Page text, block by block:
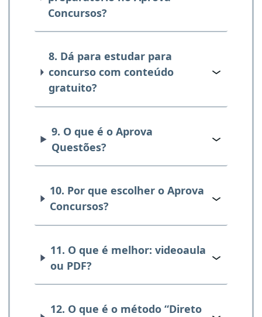
Concursos?
8. Dá para estudar para
concurso com conteúdo
gratuito?
9. O que é o Aprova
Questões?
10. Por que escolher o Aprova
Concursos?
11. O que é melhor: videoaula
ou PDF?
12. O que é o método “Direto